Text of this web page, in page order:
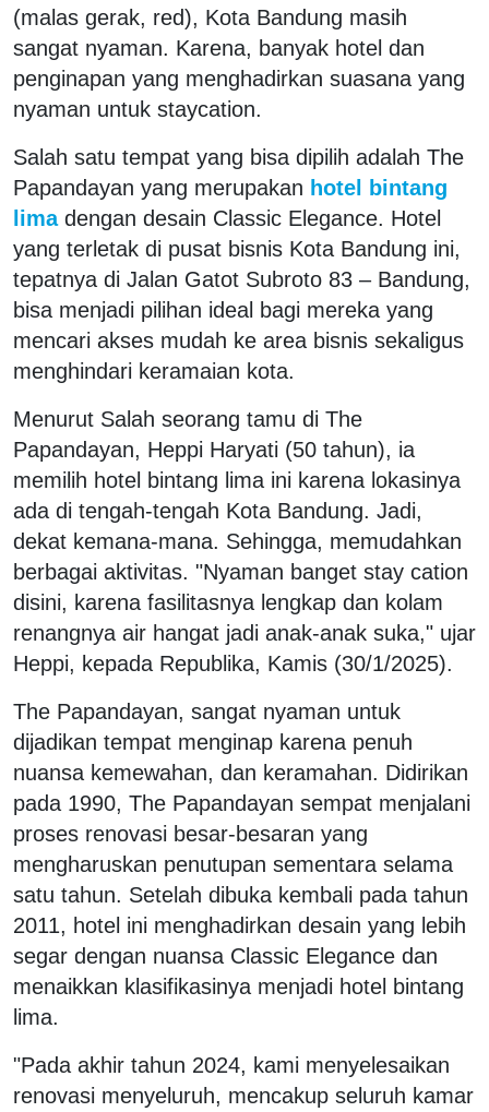
(malas gerak, red), Kota Bandung masih
sangat nyaman. Karena, banyak hotel dan
penginapan yang menghadirkan suasana yang
nyaman untuk staycation.
Salah satu tempat yang bisa dipilih adalah The
Papandayan yang merupakan hotel bintang
lima dengan desain Classic Elegance. Hotel
yang terletak di pusat bisnis Kota Bandung ini,
tepatnya di Jalan Gatot Subroto 83 – Bandung,
bisa menjadi pilihan ideal bagi mereka yang
mencari akses mudah ke area bisnis sekaligus
menghindari keramaian kota.
Menurut Salah seorang tamu di The
Papandayan, Heppi Haryati (50 tahun), ia
memilih hotel bintang lima ini karena lokasinya
ada di tengah-tengah Kota Bandung. Jadi,
dekat kemana-mana. Sehingga, memudahkan
berbagai aktivitas. "Nyaman banget stay cation
disini, karena fasilitasnya lengkap dan kolam
renangnya air hangat jadi anak-anak suka," ujar
Heppi, kepada Republika, Kamis (30/1/2025).
The Papandayan, sangat nyaman untuk
dijadikan tempat menginap karena penuh
nuansa kemewahan, dan keramahan. Didirikan
pada 1990, The Papandayan sempat menjalani
proses renovasi besar-besaran yang
mengharuskan penutupan sementara selama
satu tahun. Setelah dibuka kembali pada tahun
2011, hotel ini menghadirkan desain yang lebih
segar dengan nuansa Classic Elegance dan
menaikkan klasifikasinya menjadi hotel bintang
lima.
"Pada akhir tahun 2024, kami menyelesaikan
renovasi menyeluruh, mencakup seluruh kamar